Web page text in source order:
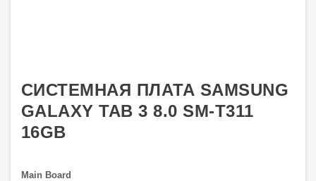
СИСТЕМНАЯ ПЛАТА SAMSUNG
GALAXY TAB 3 8.0 SM-T311
16GB
Main Board